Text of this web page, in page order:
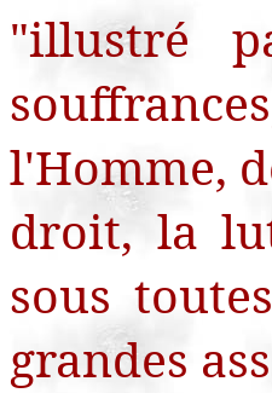
"illustré
l'Homme,
droit, la
sous
grandes